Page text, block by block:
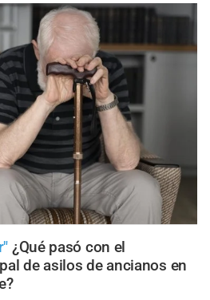
¿Qué pasó con el
de asilos de ancianos en